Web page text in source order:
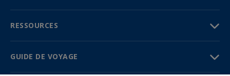
RESSOURCES
GUIDE DE VOYAGE